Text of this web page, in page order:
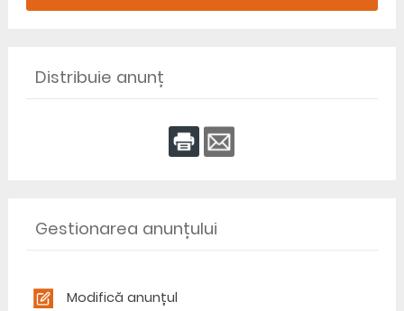
Distribuie anunț
Gestionarea anunțului
Modifică anunțul